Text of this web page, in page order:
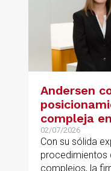
Andersen
compleja
España con
de Rebeca
02/07/2026
Con su sólida
procedimientos
complejos, la